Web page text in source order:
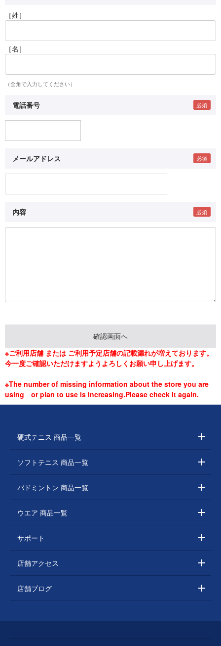
［姓］
［名］
（全角で入力してください）
電話番号
メールアドレス
内容
※ご利用店舗 または ご利用予定店舗の記載漏れが増えております。
今一度ご確認いただけますようよろしくお願い申し上げます。
※The number of missing information about the store you are
using or plan to use is increasing.Please check it again.
硬式テニス 商品一覧
ソフトテニス 商品一覧
バドミントン 商品一覧
ウエア 商品一覧
サポート
店舗アクセス
店舗ブログ